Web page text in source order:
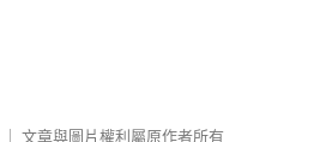
文章與圖片權利屬原作者所有